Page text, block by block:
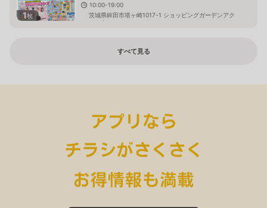
1枚
10:00-19:00
茨城県鉾田市塔ヶ崎1017-1 ショッピングガーデンアク
ロス内
すべて見る